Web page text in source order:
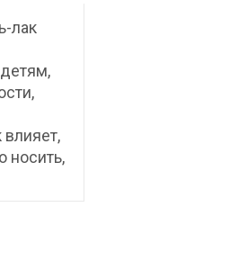
лак
влияет,
носить,